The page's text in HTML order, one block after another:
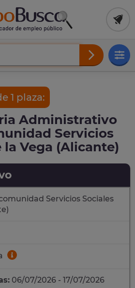
1 plaza:
Administrativo
Servicios
la Vega (Alicante)
Servicios Sociales
06/07/2026 - 17/07/2026